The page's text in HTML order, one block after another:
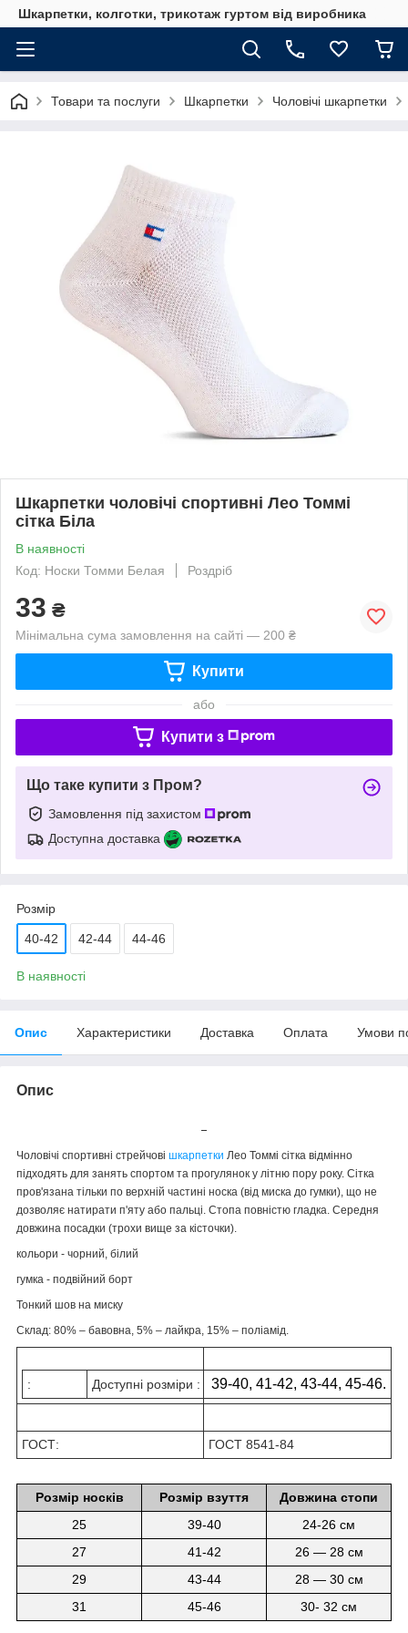
Шкарпетки, колготки, трикотаж гуртом від виробника
Товари та послуги Шкарпетки Чоловічі шкарпетки
Шкарпетки чоловічі спортивні Лео Томмі
сітка Біла
В наявності
Код: Носки Томми Белая
Роздріб
33 ₴
Мінімальна сума замовлення на сайті — 200 ₴
Купити
або
Купити з
Що таке купити з Пром?
Замовлення під захистом
Доступна доставка
Розмір
40-42 42-44 44-46
В наявності
Опис Характеристики Доставка Оплата Умови
Опис
Чоловічі спортивні стрейчові шкарпетки Лео Томмі сітка відмінно
підходять для занять спортом та прогулянок у літню пору року. Сітка
пров'язана тільки по верхній частині носка (від миска до гумки), що не
дозволяє натирати п'яту або пальці. Стопа повністю гладка. Середня
довжина посадки (трохи вище за кісточки).
кольори - чорний, білий
гумка - подвійний борт
Тонкий шов на миску
Склад: 80% – бавовна, 5% – лайкра, 15% – поліамід.
: Доступні розміри : 39-40, 41-42, 43-44, 45-46.
ГОСТ: ГОСТ 8541-84
Розмір носків Розмір взуття
Довжина стопи
25
39-40
24-26 см
27
41-42
26 ― 28 см
29
43-44
28 ― 30 см
31
45-46 30- 32 см